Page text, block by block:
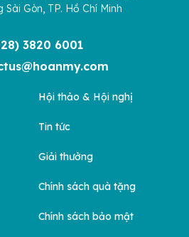
Sài Gòn, TP. Hồ Chí Minh
3820 6001
Hội thảo & Hội nghị
Tin tức
Giải thưởng
Chính sách quà tặng
Chính sách bảo mật